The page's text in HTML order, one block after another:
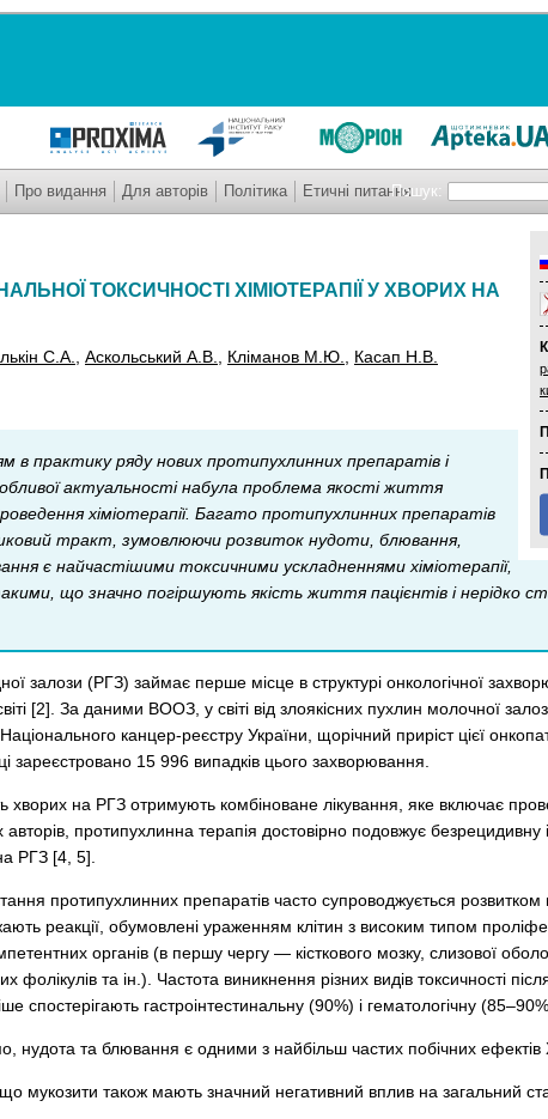
Пошук:
Про видання Для авторів Політика Етичні питання
ТОКСИЧНОСТІ ХІМІОТЕРАПІЇ У ХВОРИХ НА
С.А. Аскольський А.В. Кліманов М.Ю. Касап Н.В.
в практику ряду нових протипухлинних препаратів і
актуальності набула проблема якості життя
хіміотерапії. Багато протипухлинних препаратів
тракт, зумовлюючи розвиток нудоти, блювання,
є найчастішими токсичними ускладненнями хіміотерапії,
що значно погіршують якість життя пацієнтів і нерідко
залози (РГЗ) займає перше місце в структурі онкологічної
[2]. За даними ВООЗ, у світі від злоякісних пухлин молочної
канцер-реєстру України, щорічний приріст цієї
зареєстровано 15 996 випадків цього захворювання.
хворих на РГЗ отримують комбіноване лікування, яке включає
авторів, протипухлинна терапія достовірно подовжує безрецидивну
РГЗ [4, 5].
протипухлинних препаратів часто супроводжується
реакції, обумовлені ураженням клітин з високим типом
органів (в першу чергу — кісткового мозку, слизової
фолікулів та ін.). Частота виникнення різних видів токсичності
спостерігають гастроінтестинальну (90%) і гематологічну
нудота та блювання є одними з найбільш частих побічних ефектів
мукозити також мають значний негативний вплив на загальний